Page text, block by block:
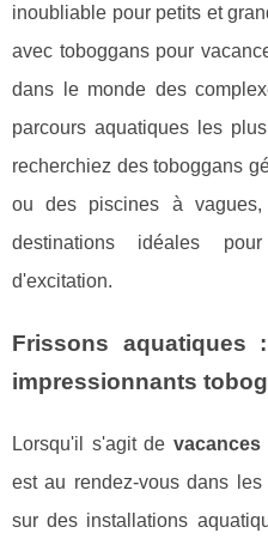
inoubliable pour petits et
avec toboggans pour
dans le monde des
parcours aquatiques les
recherchiez des toboggans
ou des piscines à
destinations idéales
d'excitation.
Frissons aquatiques
impressionnants
Lorsqu'il s'agit de vacances
est au rendez-vous dans
sur des installations